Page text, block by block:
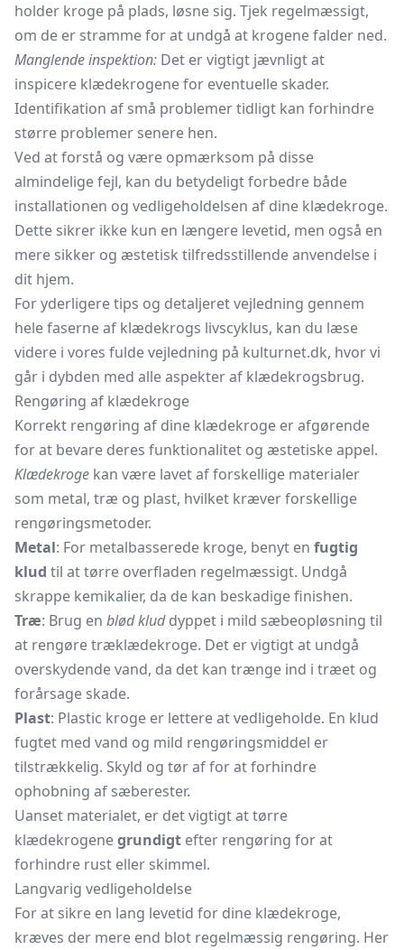
holder kroge på plads, løsne sig. Tjek regelmæssigt,
om de er stramme for at undgå at krogene falder ned.
Manglende inspektion: Det er vigtigt jævnligt at
inspicere klædekrogene for eventuelle skader.
Identifikation af små problemer tidligt kan forhindre
større problemer senere hen.
Ved at forstå og være opmærksom på disse
almindelige fejl, kan du betydeligt forbedre både
installationen og vedligeholdelsen af dine klædekroge.
Dette sikrer ikke kun en længere levetid, men også en
mere sikker og æstetisk tilfredsstillende anvendelse i
dit hjem.
For yderligere tips og detaljeret vejledning gennem
hele faserne af klædekrogs livscyklus, kan du læse
videre i vores fulde vejledning på kulturnet.dk, hvor vi
går i dybden med alle aspekter af klædekrogsbrug.
Rengøring af klædekroge
Korrekt rengøring af dine klædekroge er afgørende
for at bevare deres funktionalitet og æstetiske appel.
Klædekroge kan være lavet af forskellige materialer
som metal, træ og plast, hvilket kræver forskellige
rengøringsmetoder.
Metal: For metalbasserede kroge, benyt en fugtig
klud til at tørre overfladen regelmæssigt. Undgå
skrappe kemikalier, da de kan beskadige finishen.
Træ: Brug en blød kluddyppet i mild sæbeopløsning til
at rengøre træklædekroge. Det er vigtigt at undgå
overskydende vand, da det kan trænge ind i træet og
forårsage skade.
Plast: Plastic kroge er lettere at vedligeholde. En klud
fugtet med vand og mild rengøringsmiddel er
tilstrækkelig. Skyld og tør af for at forhindre
ophobning af sæberester.
Uanset materialet, er det vigtigt at tørre
klædekrogenegrundigt efter rengøring for at
forhindre rust eller skimmel.
Langvarig vedligeholdelse
For at sikre en lang levetid for dine klædekroge,
kræves der mere end blot regelmæssig rengøring. Her